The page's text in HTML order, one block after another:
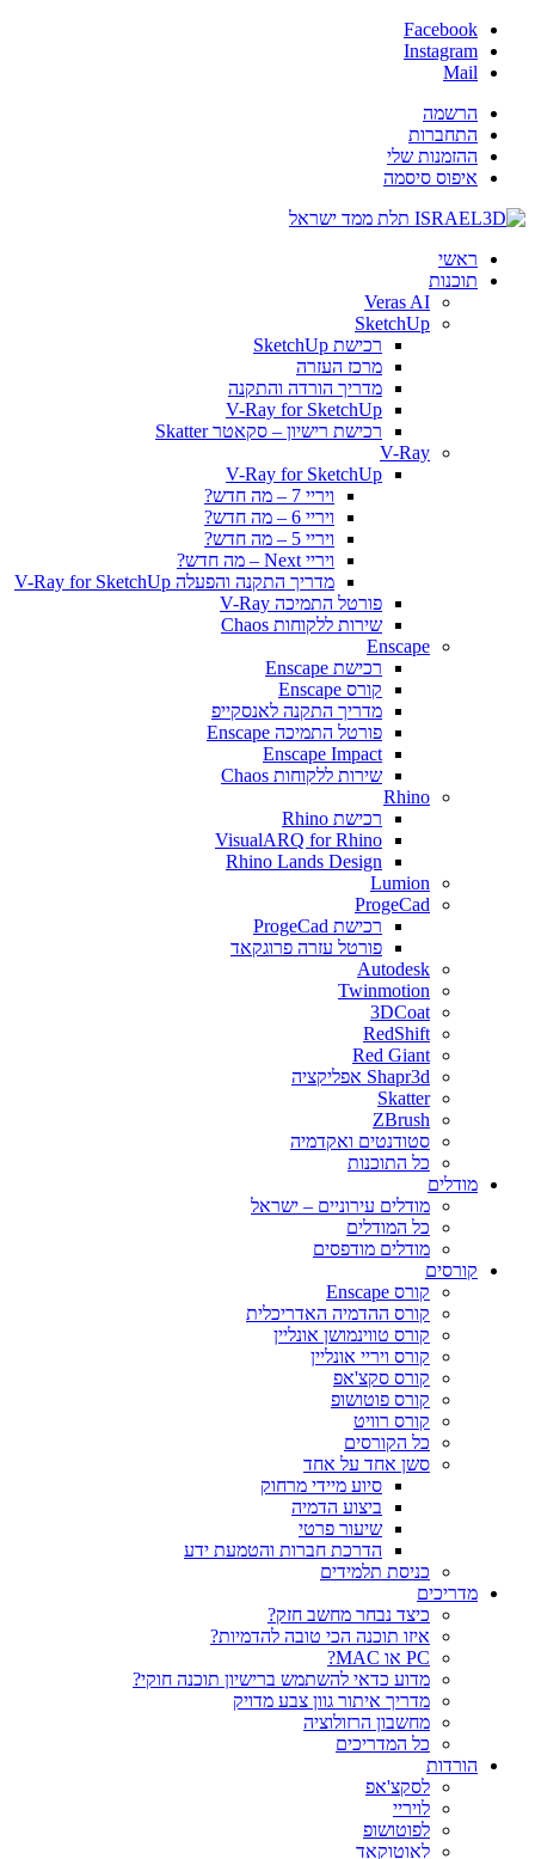
Facebook
Instagram
Mail
הרשמה
התחברות
ההזמנות שלי
איפוס סיסמה
ראשי
תוכנות
Veras AI
SketchUp
רכישת SketchUp
מרכז העזרה
מדריך הורדה והתקנה
V-Ray for SketchUp
רכישת רישיון – סקאטר Skatter
V-Ray
V-Ray for SketchUp
ויריי 7 – מה חדש?
ויריי 6 – מה חדש?
ויריי 5 – מה חדש?
ויריי Next – מה חדש?
מדריך התקנה והפעלה V-Ray for SketchUp
פורטל התמיכה V-Ray
שירות ללקוחות Chaos
Enscape
רכישת Enscape
קורס Enscape
מדריך התקנה לאנסקייפ
פורטל התמיכה Enscape
Enscape Impact
שירות ללקוחות Chaos
Rhino
רכישת Rhino
VisualARQ for Rhino
Rhino Lands Design
Lumion
ProgeCad
רכישת ProgeCad
פורטל עזרה פרוגקאד
Autodesk
Twinmotion
3DCoat
RedShift
Red Giant
Shapr3d אפליקציה
Skatter
ZBrush
סטודנטים ואקדמיה
כל התוכנות
מודלים
מודלים עירוניים – ישראל
כל המודלים
מודלים מודפסים
קורסים
קורס Enscape
קורס ההדמיה האדריכלית
קורס טווינמושן אונליין
קורס ויריי אונליין
קורס סקצ'אפ
קורס פוטושופ
קורס רוויט
כל הקורסים
סשן אחד על אחד
סיוע מיידי מרחוק
ביצוע הדמיה
שיעור פרטי
הדרכת חברות והטמעת ידע
כניסת תלמידים
מדריכים
כיצד נבחר מחשב חזק?
איזו תוכנה הכי טובה להדמיות?‎‎
PC או MAC?
מדוע כדאי להשתמש ברישיון תוכנה חוקי?
מדריך איתור גוון צבע מדויק
מחשבון הרזולוציה
כל המדריכים
הורדות
לסקצ'אפ
לויריי
לפוטושופ
לאוטוקאד